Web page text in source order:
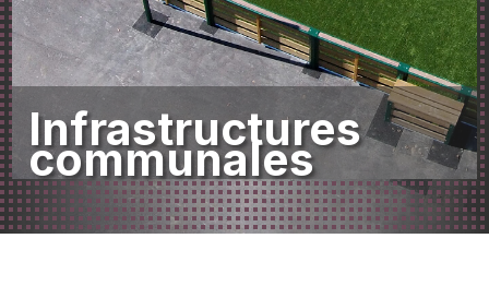
Infrastructures
communales